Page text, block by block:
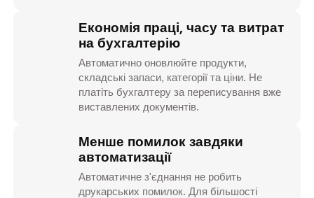
Економія праці, часу та витрат
на бухгалтерію
Автоматично оновлюйте продукти,
складські запаси, категорії та ціни. Не
платіть бухгалтеру за переписування вже
виставлених документів.
Менше помилок завдяки
автоматизації
Автоматичне з'єднання не робить
друкарських помилок. Для більшості